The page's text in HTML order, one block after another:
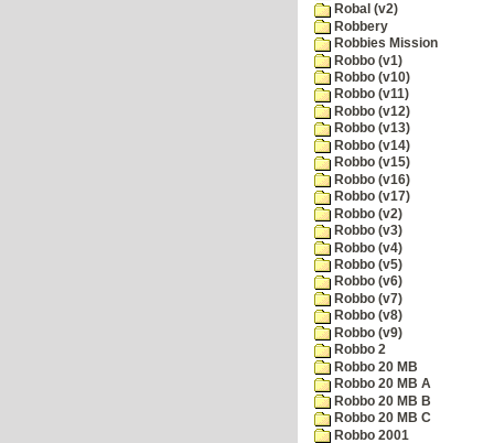
Robal (v2)
Robbery
Robbies Mission
Robbo (v1)
Robbo (v10)
Robbo (v11)
Robbo (v12)
Robbo (v13)
Robbo (v14)
Robbo (v15)
Robbo (v16)
Robbo (v17)
Robbo (v2)
Robbo (v3)
Robbo (v4)
Robbo (v5)
Robbo (v6)
Robbo (v7)
Robbo (v8)
Robbo (v9)
Robbo 2
Robbo 20 MB
Robbo 20 MB A
Robbo 20 MB B
Robbo 20 MB C
Robbo 2001